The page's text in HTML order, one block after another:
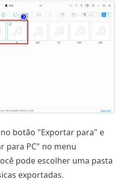
botão "Exportar para" e
para PC" no menu
pode escolher uma pasta
exportadas.